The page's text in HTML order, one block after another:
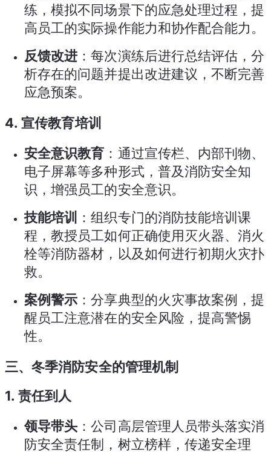
练，模拟不同场景下的应急处理过程，提
高员工的实际操作能力和协作配合能力。
反馈改进 ：每次演练后进行总结评估，分
析存在的问题并提出改进建议，不断完善
应急预案。
4.宣传教育培训
安全意识教育 ：通过宣传栏、内部刊物、
电子屏幕等多种形式，普及消防安全知
识，增强员工的安全意识。
技能培训 ：组织专门的消防技能培训课
程，教授员工如何正确使用灭火器、消火
栓等消防器材，以及如何进行初期火灾扑
救。
案例警示 ：分享典型的火灾事故案例，提
醒员工注意潜在的安全风险，提高警惕
性。
三、冬季消防安全的管理机制
1.责任到人
领导带头 ：公司高层管理人员带头落实消
防安全责任制，树立榜样，传递安全理